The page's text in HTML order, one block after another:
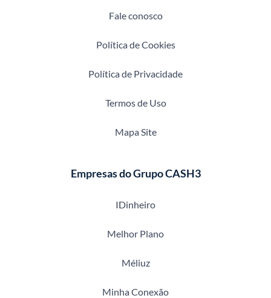
Fale conosco
Política de Cookies
Política de Privacidade
Termos de Uso
Mapa Site
Empresas do Grupo CASH3
IDinheiro
Melhor Plano
Méliuz
Minha Conexão